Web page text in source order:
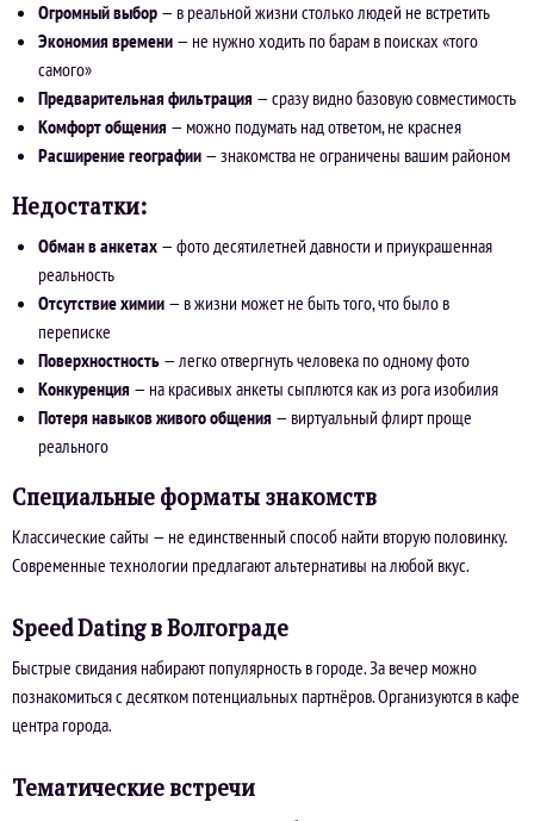
Огромный выбор — в реальной жизни столько людей не встретить
Экономия времени — не нужно ходить по барам в поисках «того
самого»
Предварительная фильтрация — сразу видно базовую совместимость
Комфорт общения — можно подумать над ответом, не краснея
Расширение географии — знакомства не ограничены вашим районом
Недостатки:
Обман в анкетах — фото десятилетней давности и приукрашенная
реальность
Отсутствие химии — в жизни может не быть того, что было в
переписке
Поверхностность — легко отвергнуть человека по одному фото
Конкуренция — на красивых анкеты сыплются как из рога изобилия
Потеря навыков живого общения — виртуальный флирт проще
реального
Специальные форматы знакомств
Классические сайты — не единственный способ найти вторую половинку.
Современные технологии предлагают альтернативы на любой вкус.
Speed Dating в Волгограде
Быстрые свидания набирают популярность в городе. За вечер можно
познакомиться с десятком потенциальных партнёров. Организуются в кафе
центра города.
Тематические встречи